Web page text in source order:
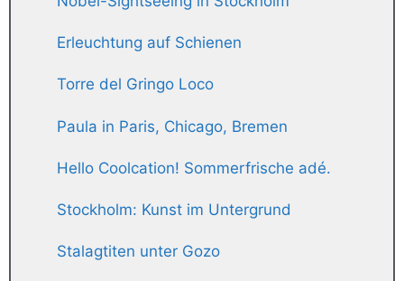
Erleuchtung auf Schienen
Torre del Gringo Loco
Paula in Paris, Chicago, Bremen
Hello Coolcation! Sommerfrische adé.
Stockholm: Kunst im Untergrund
Stalagtiten unter Gozo